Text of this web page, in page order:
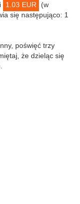
1.03 EUR
(w
się następująco: 1
poświęć trzy
że dzieląc się